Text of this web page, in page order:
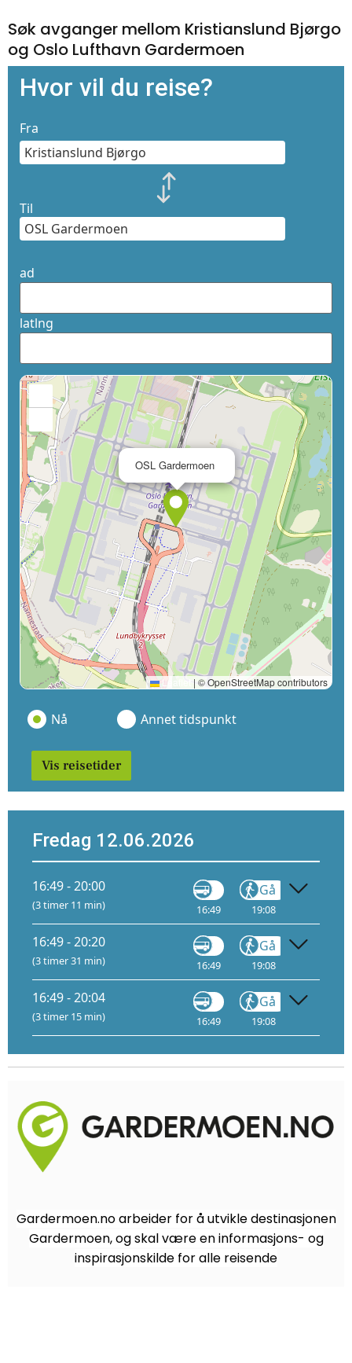
Søk avganger mellom Kristianslund Bjørgo
og Oslo Lufthavn Gardermoen
Hvor vil du reise?
Fra
Til
ad
latlng
OSL Gardermoen
Leaflet | © OpenStreetMap contributors
Nå Annet tidspunkt
Vis reisetider
Fredag 12.06.2026
16:49 - 20:00
(3 timer 11 min) 16:49
Gå
19:08
16:49 - 20:20
(3 timer 31 min) 16:49
Gå
19:08
16:49 - 20:04
(3 timer 15 min) 16:49
Gå
19:08
Gardermoen.no arbeider for å utvikle destinasjonen
Gardermoen, og skal være en informasjons- og
inspirasjonskilde for alle reisende